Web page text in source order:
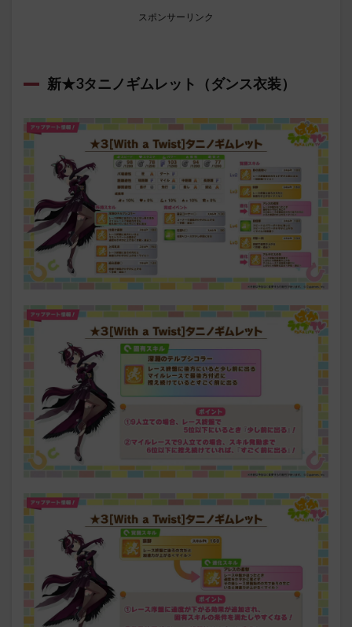
スポンサーリンク
新★3タニノギムレット（ダンス衣装）